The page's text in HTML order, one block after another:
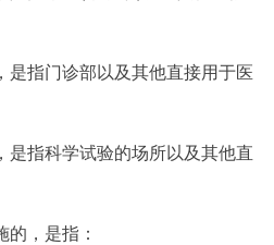
指门诊部以及其他直接用于医
指科学试验的场所以及其他直
，是指：